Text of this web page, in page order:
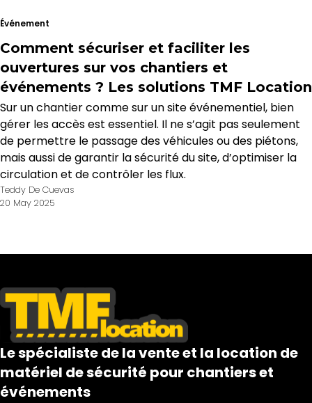
Événement
Comment sécuriser et faciliter les
ouvertures sur vos chantiers et
événements ? Les solutions TMF Location
Sur un chantier comme sur un site événementiel, bien
gérer les accès est essentiel. Il ne s’agit pas seulement
de permettre le passage des véhicules ou des piétons,
mais aussi de garantir la sécurité du site, d’optimiser la
circulation et de contrôler les flux.
Teddy De Cuevas
20 May 2025
Le spécialiste de la vente et la location de
matériel de sécurité pour chantiers et
événements